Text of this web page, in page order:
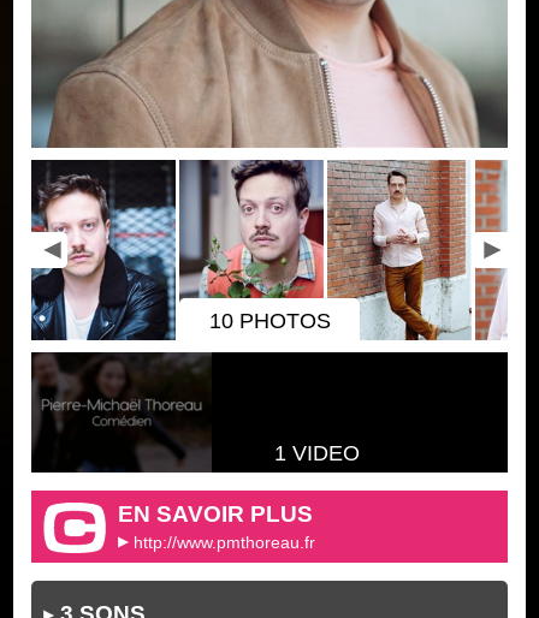
10 PHOTOS
1 VIDEO
EN SAVOIR PLUS
http://www.pmthoreau.fr